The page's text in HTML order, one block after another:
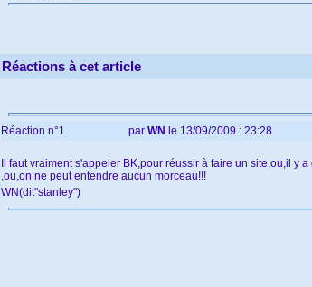
Réactions à cet article
Réaction n°1 par WN le 13/09/2009 : 23:28
Il faut vraiment s'appeler BK,pour réussir à faire un site,ou,il
,ou,on ne peut entendre aucun morceau!!!
WN(dit"stanley")